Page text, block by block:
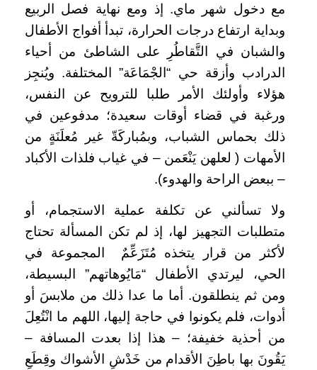
مع دخول شهر ماي. إذ ومع نهاية فصل الربيع
وبداية ارتفاع درجات الحرارة، تبدأ أفواج الأطفال
والشبان في التَّقاطُرِ على الشاطئ من أحياء
الدرادب وأزقة حي “الجْمَاعَة” المختلفة. ويُنجِز
هؤلاء وأولئك الأمر طلبا للترويح عن النفس،
ورغبة في قضاء أوقات سعيدة؛ مدفوعين في
ذلك بحماس الشباب، وبمُباركَةّ غير مُعلَنَةٍ من
الأمهات ( لعلهن يَنْعَمن – في غياب فلذات الأكباد
– ببعض الراحة والهدوء).
ولا تسألني عن تكلفة عملية الاستجمام، أو
متطلبات التجهيز لها، إذ لم تكن المسألة تحتاج
لأكثر من قرار يتخذه مُتَزَعِّمٌ المجموعة في
الحي، ليرتدي الأطفال “مَايُوهاتهم” البسيطة،
ومن ثم ينطلقون. أما ما عدا ذلك من ملابسَ أو
أدوات، فلم يكونوا في حاجة إليها، اللهم ما انْتُعِلَ
من أحذية خفيفة؛ – هذا إذا بعدت المسافة –
يَقُونَ بها باطِنَ الأقدام من خَدْشِ الأشواك وقِطَعِ